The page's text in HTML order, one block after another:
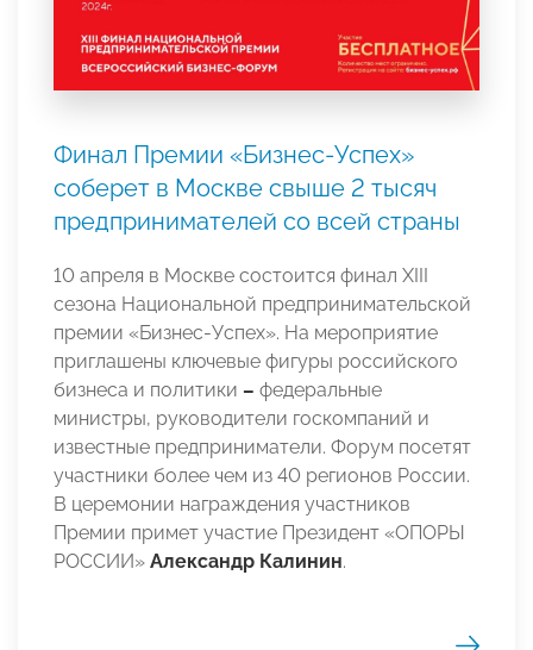
Финал Премии «Бизнес-Успех»
соберет в Москве свыше 2 тысяч
предпринимателей со всей страны
10 апреля в Москве состоится финал XIII
сезона Национальной предпринимательской
премии «Бизнес-Успех». На мероприятие
приглашены ключевые фигуры российского
бизнеса и политики – федеральные
министры, руководители госкомпаний и
известные предприниматели. Форум посетят
участники более чем из 40 регионов России.
В церемонии награждения участников
Премии примет участие Президент «ОПОРЫ
РОССИИ» Александр Калинин.